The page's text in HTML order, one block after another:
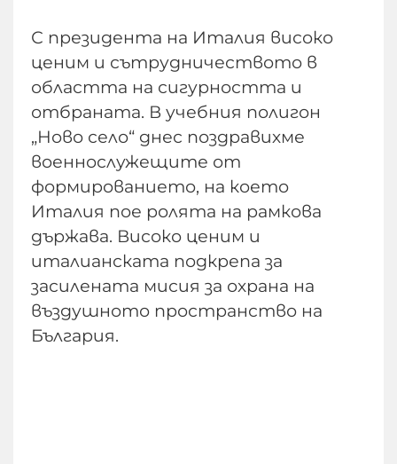
С президента на Италия високо
ценим и сътрудничеството в
областта на сигурността и
отбраната. В учебния полигон
„Ново село“ днес поздравихме
военнослужещите от
формированието, на което
Италия пое ролята на рамкова
държава. Високо ценим и
италианската подкрепа за
засилената мисия за охрана на
въздушното пространство на
България.